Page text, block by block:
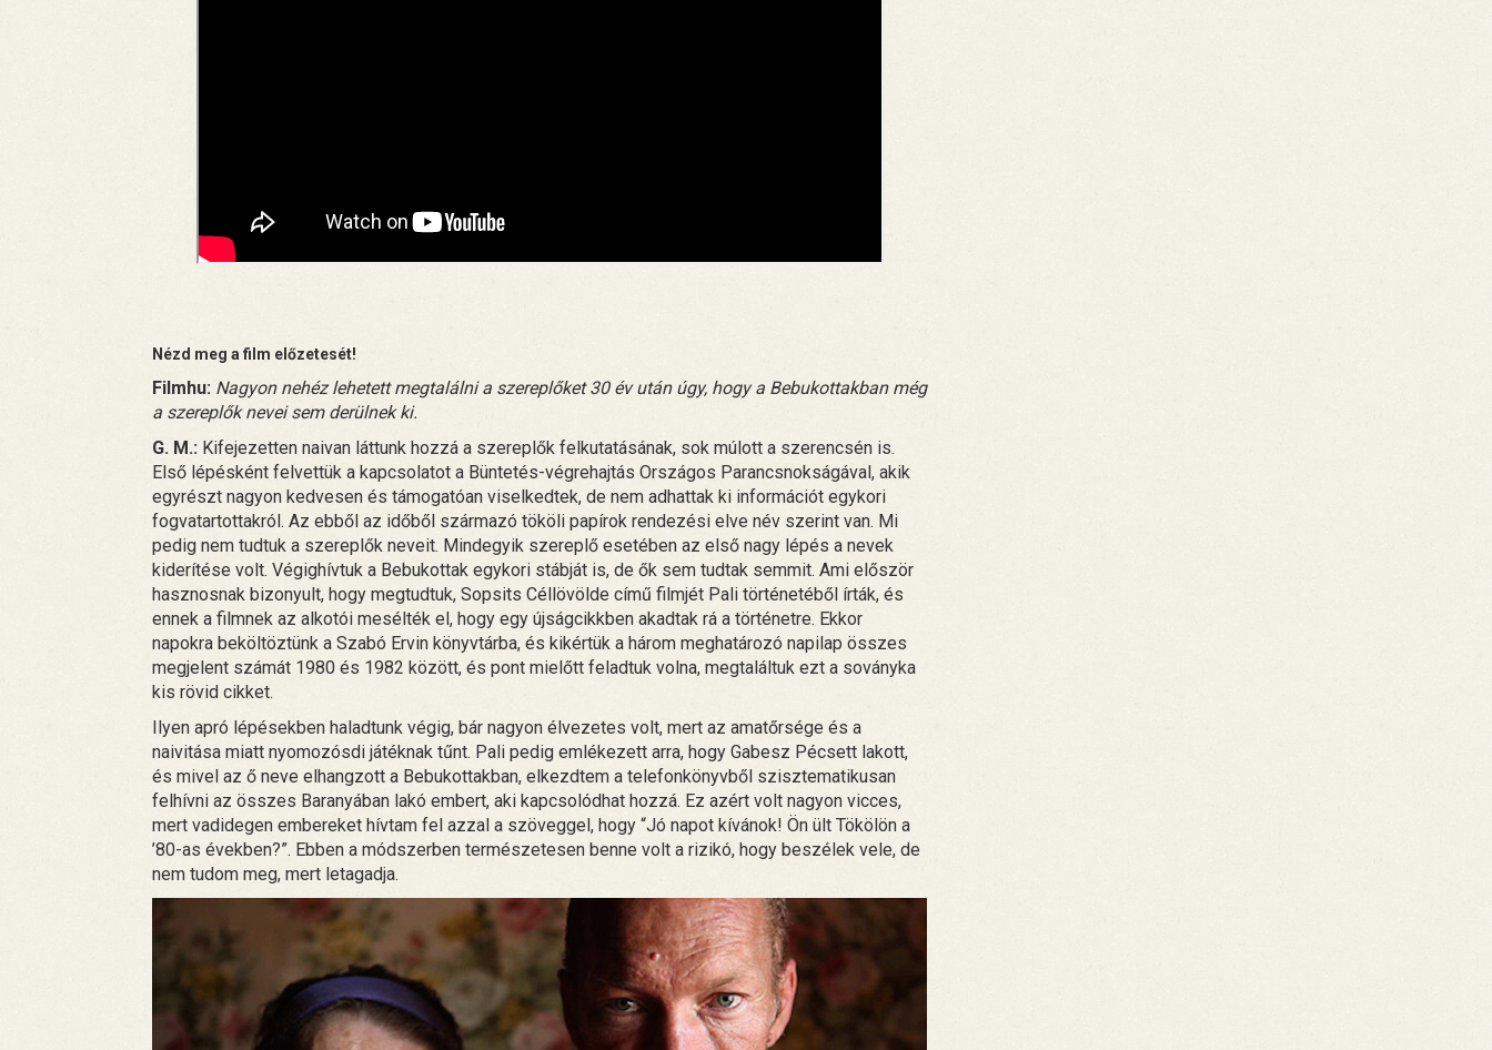
Nézd meg a film előzetesét!
Filmhu: Nagyon nehéz lehetett megtalálni a szereplőket 30 év után úgy, hogy a Bebukottakban még
a szereplők nevei sem derülnek ki.
G. M.: Kifejezetten naivan láttunk hozzá a szereplők felkutatásának, sok múlott a szerencsén is.
Első lépésként felvettük a kapcsolatot a Büntetés-végrehajtás Országos Parancsnokságával, akik
egyrészt nagyon kedvesen és támogatóan viselkedtek, de nem adhattak ki információt egykori
fogvatartottakról. Az ebből az időből származó tököli papírok rendezési elve név szerint van. Mi
pedig nem tudtuk a szereplők neveit. Mindegyik szereplő esetében az első nagy lépés a nevek
kiderítése volt. Végighívtuk a Bebukottak egykori stábját is, de ők sem tudtak semmit. Ami először
hasznosnak bizonyult, hogy megtudtuk, Sopsits Céllövölde című filmjét Pali történetéből írták, és
ennek a filmnek az alkotói mesélték el, hogy egy újságcikkben akadtak rá a történetre. Ekkor
napokra beköltöztünk a Szabó Ervin könyvtárba, és kikértük a három meghatározó napilap összes
megjelent számát 1980 és 1982 között, és pont mielőtt feladtuk volna, megtaláltuk ezt a soványka
kis rövid cikket.
Ilyen apró lépésekben haladtunk végig, bár nagyon élvezetes volt, mert az amatőrsége és a
naivitása miatt nyomozósdi játéknak tűnt. Pali pedig emlékezett arra, hogy Gabesz Pécsett lakott,
és mivel az ő neve elhangzott a Bebukottakban, elkezdtem a telefonkönyvből szisztematikusan
felhívni az összes Baranyában lakó embert, aki kapcsolódhat hozzá. Ez azért volt nagyon vicces,
mert vadidegen embereket hívtam fel azzal a szöveggel, hogy “Jó napot kívánok! Ön ült Tökölön a
’80-as években?”. Ebben a módszerben természetesen benne volt a rizikó, hogy beszélek vele, de
nem tudom meg, mert letagadja.